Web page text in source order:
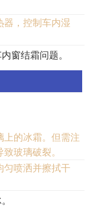
，控制车内湿
窗结霜问题。
的冰霜。但需注
玻璃破裂。
匀喷洒并擦拭干